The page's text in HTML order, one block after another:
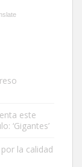
de la zona los
de un mes,
este
‘Gigantes’
la calidad